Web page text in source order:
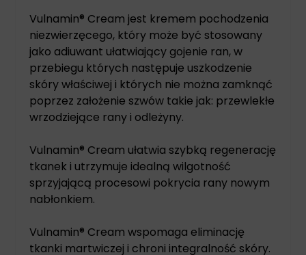
Vulnamin® Cream jest kremem pochodzenia
niezwierzęcego, który może być stosowany
jako adiuwant ułatwiający gojenie ran, w
przebiegu których następuje uszkodzenie
skóry właściwej i których nie można zamknąć
poprzez założenie szwów takie jak: przewlekłe
wrzodziejące rany i odleżyny.
Vulnamin® Cream ułatwia szybką regenerację
tkanek i utrzymuje idealną wilgotność
sprzyjającą procesowi pokrycia rany nowym
nabłonkiem.
Vulnamin® Cream wspomaga eliminację
tkanki martwiczej i chroni integralność skóry.